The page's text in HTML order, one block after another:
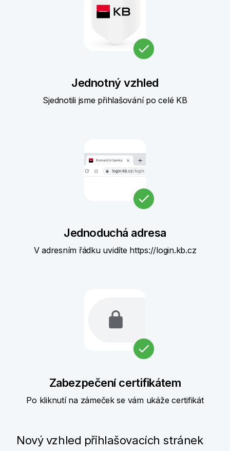
Jednotný vzhled
Sjednotili jsme přihlašování po celé KB
Jednoduchá adresa
V adresním řádku uvidíte https://login.kb.cz
Zabezpečení certifikátem
Po kliknutí na zámeček se vám ukáže certifikát
Nový vzhled přihlašovacích stránek